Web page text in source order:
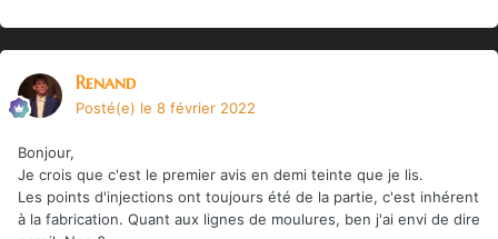
Renand
Posté(e) le 8 février 2022
Bonjour,
Je crois que c'est le premier avis en demi teinte que je lis.
Les points d'injections ont toujours été de la partie, c'est inhérent
à la fabrication. Quant aux lignes de moulures, ben j'ai envi de dire